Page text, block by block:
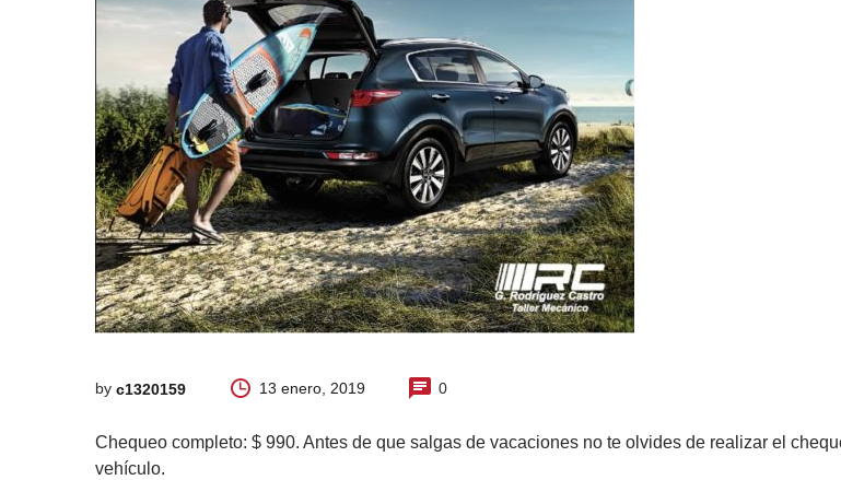
by c1320159 13 enero, 2019 0
Chequeo completo: $ 990. Antes de que salgas de vacaciones no te olvides de realizar el
vehículo.